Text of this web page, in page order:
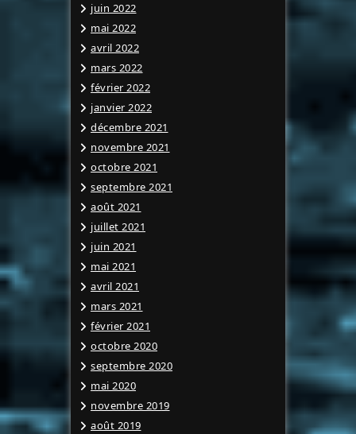
juin 2022
mai 2022
avril 2022
mars 2022
février 2022
janvier 2022
décembre 2021
novembre 2021
octobre 2021
septembre 2021
août 2021
juillet 2021
juin 2021
mai 2021
avril 2021
mars 2021
février 2021
octobre 2020
septembre 2020
mai 2020
novembre 2019
août 2019